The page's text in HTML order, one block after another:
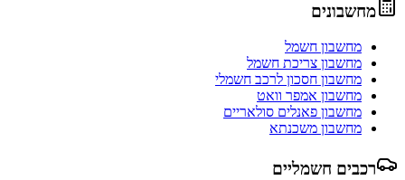
מחשבונים
מחשבון חשמל
מחשבון צריכת חשמל
מחשבון חסכון לרכב חשמלי
מחשבון אמפר וואט
מחשבון פאנלים סולאריים
מחשבון משכנתא
רכבים חשמליים